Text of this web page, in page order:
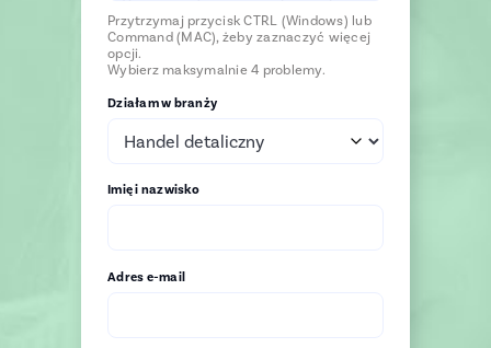
Przytrzymaj przycisk CTRL (Windows) lub
Command (MAC), żeby zaznaczyć więcej
opcji.
Wybierz maksymalnie 4 problemy.
Działam w branży
Imię i nazwisko
Adres e-mail